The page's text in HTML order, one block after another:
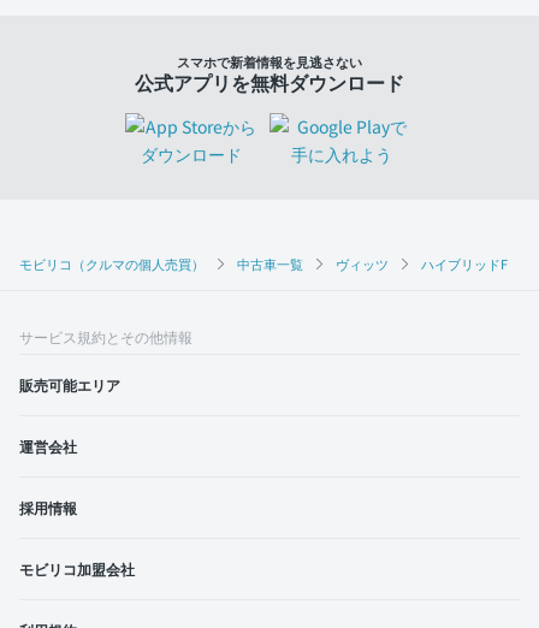
モビリコ（クルマの個人売買） 中古車一覧 ヴィッツ ハイブリッドF
スマホで新着情報を見逃さない
公式アプリを無料ダウンロード
サービス規約とその他情報
販売可能エリア
運営会社
採用情報
モビリコ加盟会社